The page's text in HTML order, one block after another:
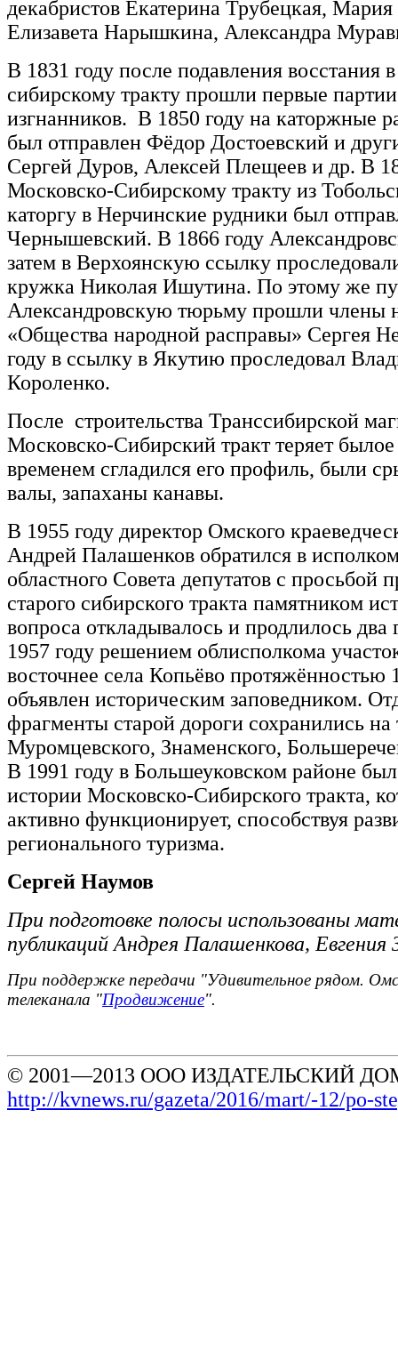
декабристов Екатерина Трубецкая,
Елизавета Нарышкина, Александра
В 1831 году после подавления восстания
сибирскому тракту прошли первые
изгнанников. В 1850 году на каторжные
был отправлен Фёдор Достоевский и
Сергей Дуров, Алексей Плещеев и др. В
Московско-Сибирскому тракту из
каторгу в Нерчинские рудники был
Чернышевский. В 1866 году
затем в Верхоянскую ссылку
кружка Николая Ишутина. По этому же
Александровскую тюрьму прошли члены
«Общества народной расправы» Сергея
году в ссылку в Якутию проследовал
Короленко.
После строительства Транссибирской
Московско-Сибирский тракт теряет
временем сгладился его профиль, были
валы, запаханы канавы.
В 1955 году директор Омского
Андрей Палашенков обратился в
областного Совета депутатов с просьбой
старого сибирского тракта памятником
вопроса откладывалось и продлилось два
1957 году решением облисполкома
восточнее села Копьёво протяжённостью
объявлен историческим заповедником.
фрагменты старой дороги сохранились на
Муромцевского, Знаменского,
В 1991 году в Большеуковском районе
истории Московско-Сибирского тракта,
активно функционирует, способствуя
регионального туризма.
Сергей Наумов
При подготовке полосы использованы
публикаций Андрея Палашенкова, Евгения
При поддержке передачи "Удивительное рядом.
телеканала "Продвижение".
© 2001—2013 ООО ИЗДАТЕЛЬСКИЙ
http://kvnews.ru/gazeta/2016/mart/-12/po-